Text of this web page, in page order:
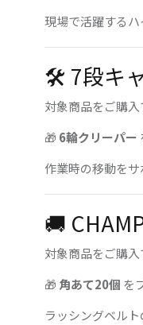
現場で活躍するハ
🛠️ 7段キ
対象商品をご購入
🎁 6輪クリーパー
作業時の移動を
🚚
対象商品をご購入
🎁 角あて20個 を
ラッシングベル